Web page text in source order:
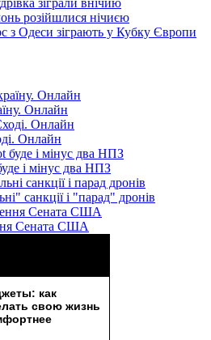
зіграли внічию
розійшлися нічиєю
з Одеси зіграють у Кубку Європи
Онлайн
Онлайн
і мінус два НПЗ
санкції і "парад" дронів
Сената США